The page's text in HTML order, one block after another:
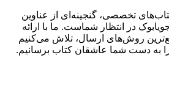
تخصصی، گنجینه‌ای از عناوین
در انتظار شماست. ما با ارائه
روش‌های ارسال، تلاش می‌کنیم
به دست شما عاشقان کتاب برسانیم.